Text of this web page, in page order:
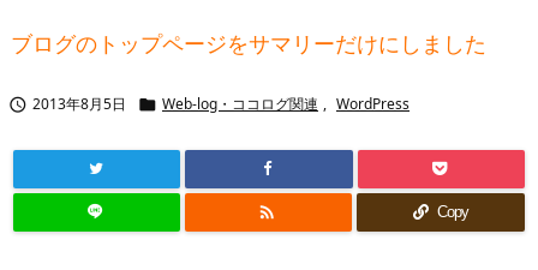
ブログのトップページをサマリーだけにしました
 2013年8月5日  Web-log・ココログ関連 , WordPress
 Copy